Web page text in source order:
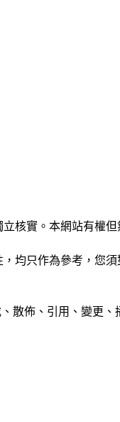
核實。本網站有權
均只作為參考，您
散佈、引用、變更